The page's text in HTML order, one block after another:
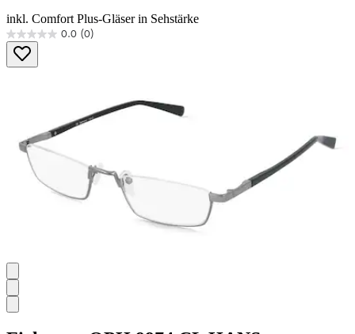
inkl. Comfort Plus-Gläser in Sehstärke
0.0 (0)
0.0
von
5